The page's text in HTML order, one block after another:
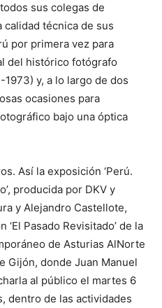
sus colegas de
técnica de sus
por primera vez para
del histórico fotógrafo
y, a lo largo de dos
ocasiones para
bajo una óptica
Así la exposición ‘Perú.
producida por DKV y
y Alejandro Castellote,
Pasado Revisitado’ de la
de Asturias AlNorte
Gijón, donde Juan Manuel
al público el martes 6
dentro de las actividades